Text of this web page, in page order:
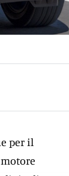
per il